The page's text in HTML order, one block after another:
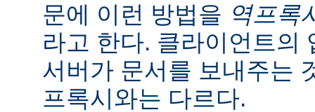
문에 이런 방법을 역프록
라고 한다. 클라이언트의
서버가 문서를 보내주는
프록시와는 다르다.